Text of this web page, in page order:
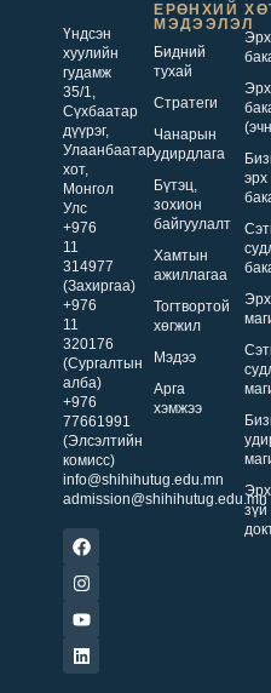
Үндсэн
хуулийн
гудамж
35/1,
Сүхбаатар
дүүрэг,
Улаанбаатар
хот,
Монгол
Улс
+976
11
314977
(Захиргаа)
+976
11
320176
(Сургалтын
алба)
+976
77661991
(Элсэлтийн
комисс)
info@shihihutug.edu.mn
admission@shihihutug.edu.mn
ЕРӨНХИЙ
МЭДЭЭЛЭЛ
Бидний
тухай
Стратеги
Чанарын
удирдлага
Бүтэц,
зохион
байгуулалт
Хамтын
ажиллагаа
Тогтвортой
хөгжил
Мэдээ
Арга
хэмжээ
эрх
Эрх
зүй